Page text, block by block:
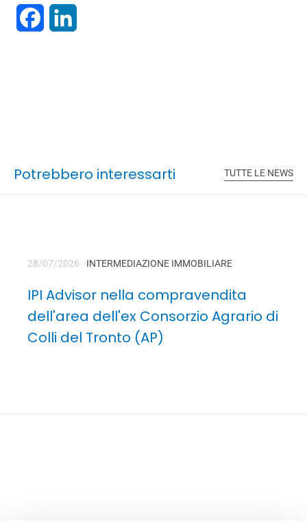
Facebook
Potrebbero interessarti TUTTE LE NEWS
28/07/2026 INTERMEDIAZIONE IMMOBILIARE
IPI Advisor nella compravendita
dell'area dell'ex Consorzio Agrario di
Colli del Tronto (AP)